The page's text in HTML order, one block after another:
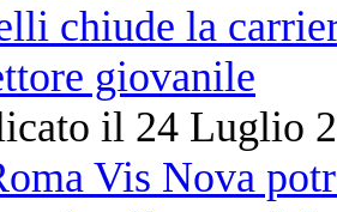
chiude la
giovanile
il 24 Luglio